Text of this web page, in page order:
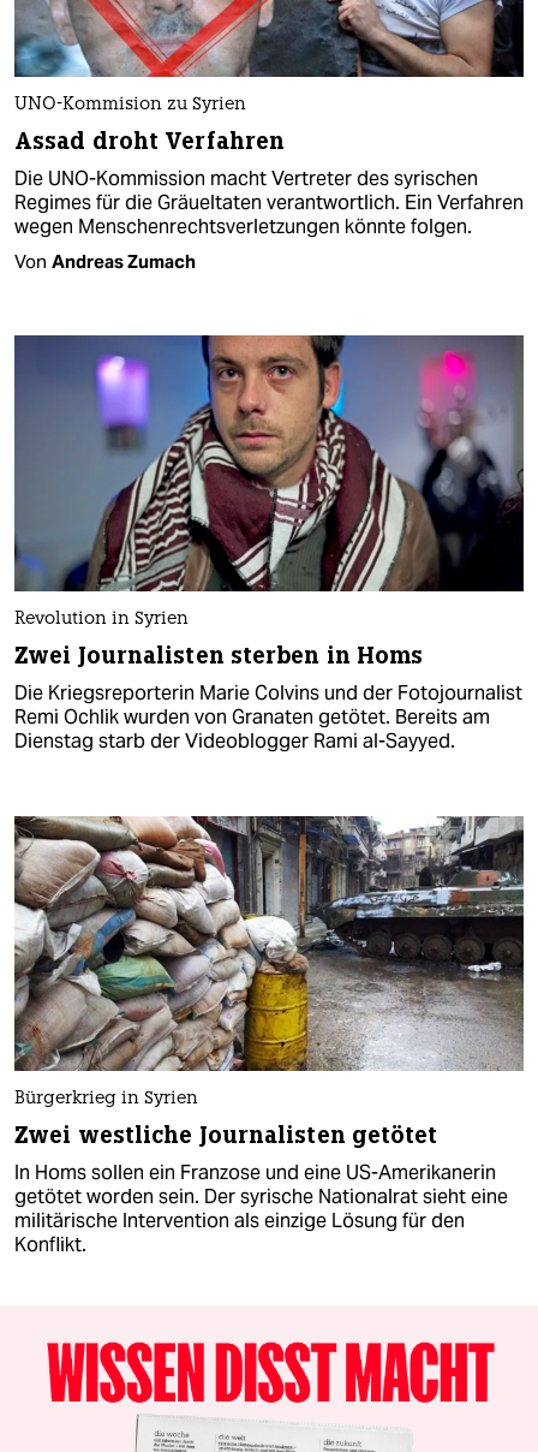
UNO-Kommision zu Syrien
Assad droht Verfahren
Die UNO-Kommission macht Vertreter des syrischen
Regimes für die Gräueltaten verantwortlich. Ein Verfahren
wegen Menschenrechtsverletzungen könnte folgen.
Von Andreas Zumach
Revolution in Syrien
Zwei Journalisten sterben in Homs
Die Kriegsreporterin Marie Colvins und der Fotojournalist
Remi Ochlik wurden von Granaten getötet. Bereits am
Dienstag starb der Videoblogger Rami al-Sayyed.
Bürgerkrieg in Syrien
Zwei westliche Journalisten getötet
In Homs sollen ein Franzose und eine US-Amerikanerin
getötet worden sein. Der syrische Nationalrat sieht eine
militärische Intervention als einzige Lösung für den
Konflikt.